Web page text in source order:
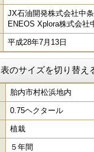
JX石油開発株式会社中
ENEOS Xplora株式会社
平成28年7月13日
表のサイズを切り替え
胎内市村松浜地内
0.75ヘクタール
植栽
５年間